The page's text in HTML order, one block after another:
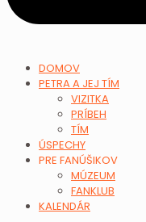
DOMOV
PETRA A JEJ TÍM
VIZITKA
PRÍBEH
TÍM
ÚSPECHY
PRE FANÚŠIKOV
MÚZEUM
FANKLUB
KALENDÁR